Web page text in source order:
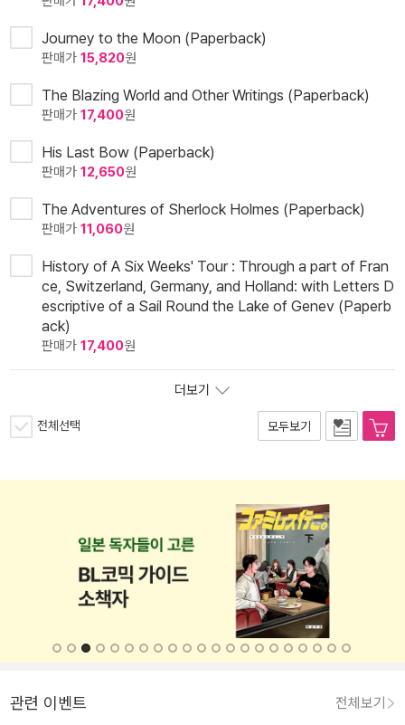
Journey to the Moon (Paperback)
판매가 15,820원
The Blazing World and Other Writings (Paperback)
판매가 17,400원
His Last Bow (Paperback)
판매가 12,650원
The Adventures of Sherlock Holmes (Paperback)
판매가 11,060원
History of A Six Weeks' Tour : Through a part of Fran
ce, Switzerland, Germany, and Holland: with Letters D
escriptive of a Sail Round the Lake of Genev (Paperb
ack)
판매가 17,400원
더보기
전체선택 모두보기
관련 이벤트 전체보기